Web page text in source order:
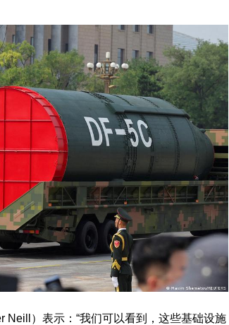
Neill）表示：“我们可以看到，这些基础设施